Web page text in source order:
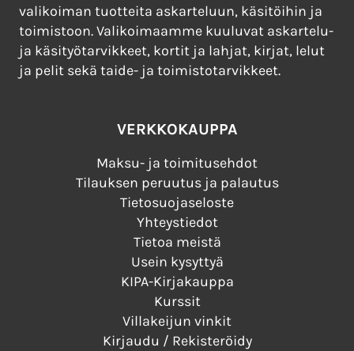
valikoiman tuotteita askarteluun, käsitöihin ja
toimistoon. Valikoimaamme kuuluvat askartelu-
ja käsityötarvikkeet, kortit ja lahjat, kirjat, lelut
ja pelit sekä taide- ja toimistotarvikkeet.
VERKKOKAUPPA
Maksu- ja toimitusehdot
Tilauksen peruutus ja palautus
Tietosuojaseloste
Yhteystiedot
Tietoa meistä
Usein kysyttyä
KIPA-Kirjakauppa
Kurssit
Villakeijun vinkit
Kirjaudu / Rekisteröidy